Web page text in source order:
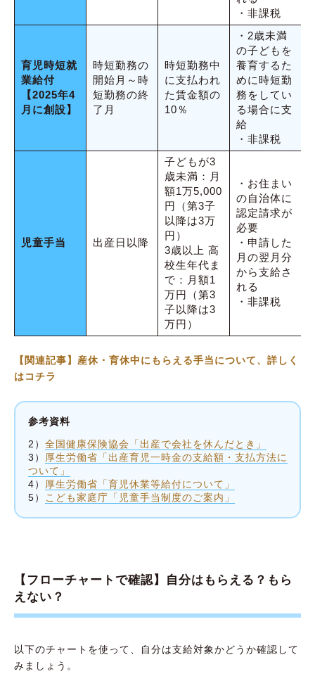
・非課税
育児時短就
業給付
【2025年4
月に創設】
時短勤務の
開始月～時
短勤務の終
了月
時短勤務中
に支払われ
た賃金額の
10％
・2歳未満
の子どもを
養育するた
めに時短勤
務をしてい
る場合に支
給
・非課税
児童手当 出産日以降
子どもが3
歳未満：月
額1万5,000
円（第3子
以降は3万
円）
3歳以上 高
校生年代ま
で：月額1
万円（第3
子以降は3
万円）
・お住まい
の自治体に
認定請求が
必要
・申請した
月の翌月分
から支給さ
れる
・非課税
【関連記事】産休・育休中にもらえる手当について、詳しく
はコチラ
参考資料
2） 全国健康保険協会「出産で会社を休んだとき」
3） 厚生労働省「出産育児一時金の支給額・支払方法に
ついて」
4） 厚生労働省「育児休業等給付について」
5） こども家庭庁「児童手当制度のご案内」
【フローチャートで確認】自分はもらえる？もら
えない？
以下のチャートを使って、自分は支給対象かどうか確認して
みましょう。